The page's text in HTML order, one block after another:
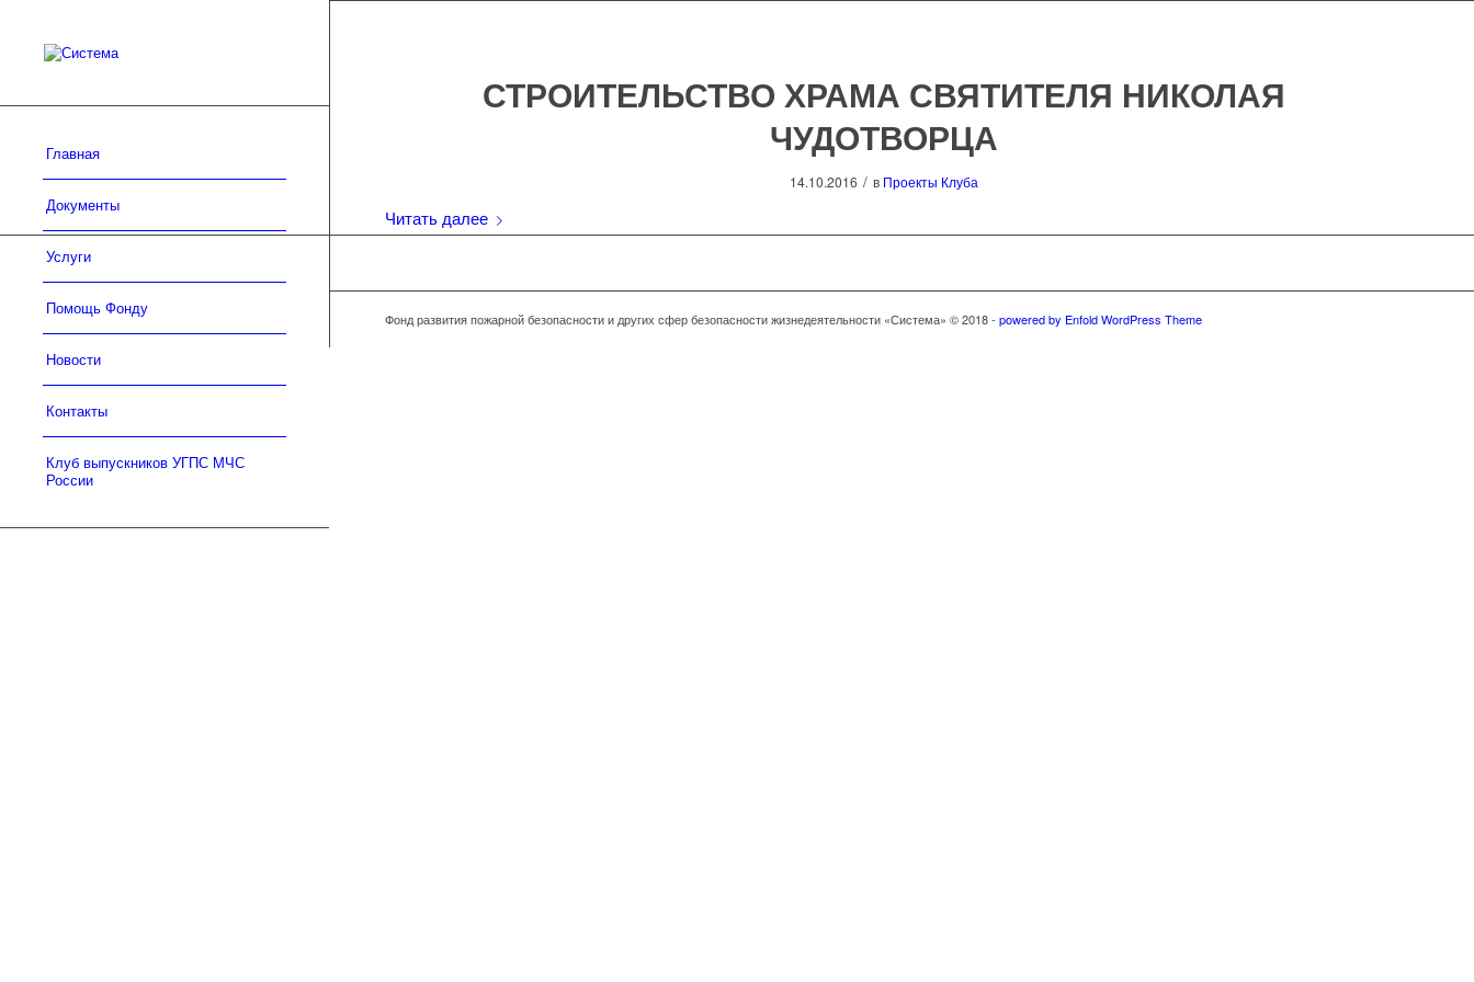
Главная
Документы
Услуги
Помощь Фонду
Новости
Контакты
Клуб выпускников УГПС МЧС
России
СТРОИТЕЛЬСТВО ХРАМА СВЯТИТЕЛЯ НИКОЛАЯ
ЧУДОТВОРЦА
14.10.2016 / в Проекты Клуба
Читать далее
Фонд развития пожарной безопасности и других сфер безопасности жизнедеятельности «Система» © 2018 - powered by Enfold WordPress Theme